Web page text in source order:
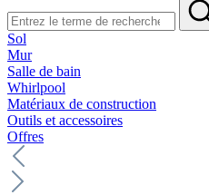
Sol
Mur
Salle de bain
Whirlpool
Matériaux de construction
Outils et accessoires
Offres